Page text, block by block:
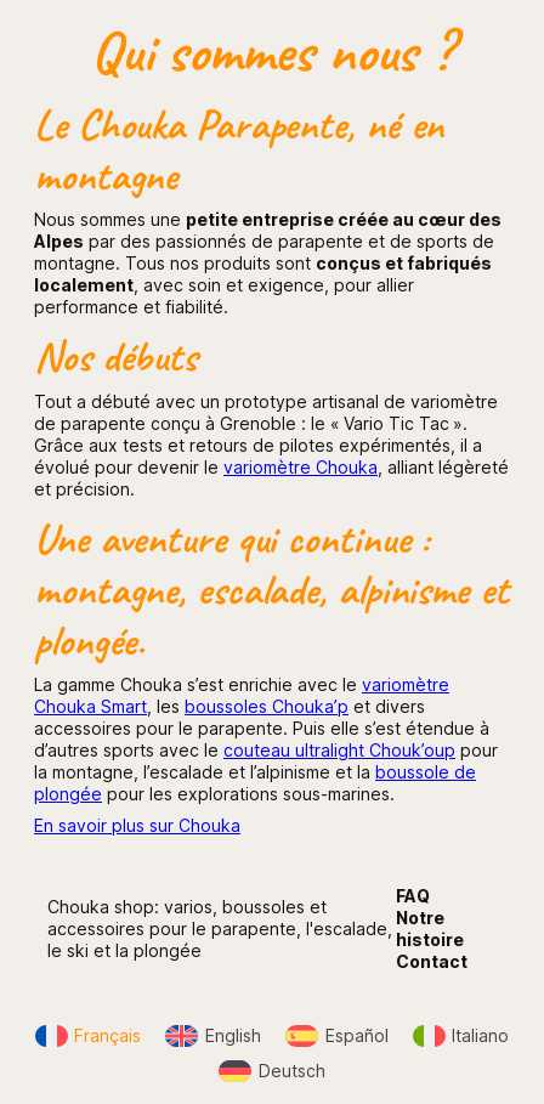
Qui sommes nous ?
Le Chouka Parapente, né en
montagne
Nous sommes une petite entreprise créée au cœur des
Alpes par des passionnés de parapente et de sports de
montagne. Tous nos produits sont conçus et fabriqués
localement , avec soin et exigence, pour allier
performance et fiabilité.
Nos débuts
Tout a débuté avec un prototype artisanal de variomètre
de parapente conçu à Grenoble : le « Vario Tic Tac ».
Grâce aux tests et retours de pilotes expérimentés, il a
évolué pour devenir le variomètre Chouka , alliant légèreté
et précision.
Une aventure qui continue :
montagne, escalade, alpinisme et
plongée.
La gamme Chouka s’est enrichie avec le variomètre
Chouka Smart, les boussoles Chouka’p et divers
accessoires pour le parapente. Puis elle s’est étendue à
d’autres sports avec le couteau ultralight Chouk’oup pour
la montagne, l’escalade et l’alpinisme et la boussole de
plongée pour les explorations sous-marines.
En savoir plus sur Chouka
Chouka shop: varios, boussoles et
accessoires pour le parapente, l'escalade,
le ski et la plongée
FAQ
Notre
histoire
Contact
Français English Español
Italiano
Deutsch